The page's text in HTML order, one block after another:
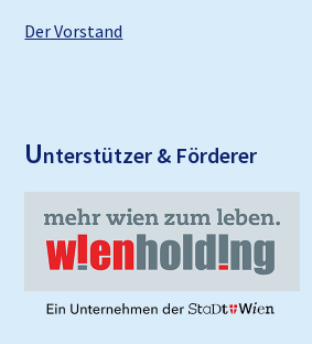
Der Vorstand
Unterstützer & Förderer